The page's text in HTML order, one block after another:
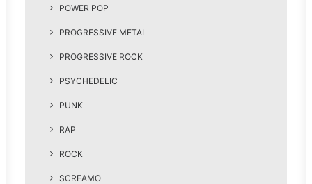
POWER POP
PROGRESSIVE METAL
PROGRESSIVE ROCK
PSYCHEDELIC
PUNK
RAP
ROCK
SCREAMO